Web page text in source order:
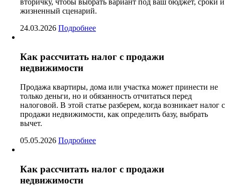
жизненный сценарий.
24.03.2026 Подробнее
Как рассчитать налог с продажи
недвижимости
Продажа квартиры, дома или участка может принести не
только деньги, но и обязанность отчитаться перед
налоговой. В этой статье разберем, когда возникает налог с
продажи недвижимости, как определить базу, выбрать
вычет.
05.05.2026 Подробнее
Как рассчитать налог с продажи
недвижимости